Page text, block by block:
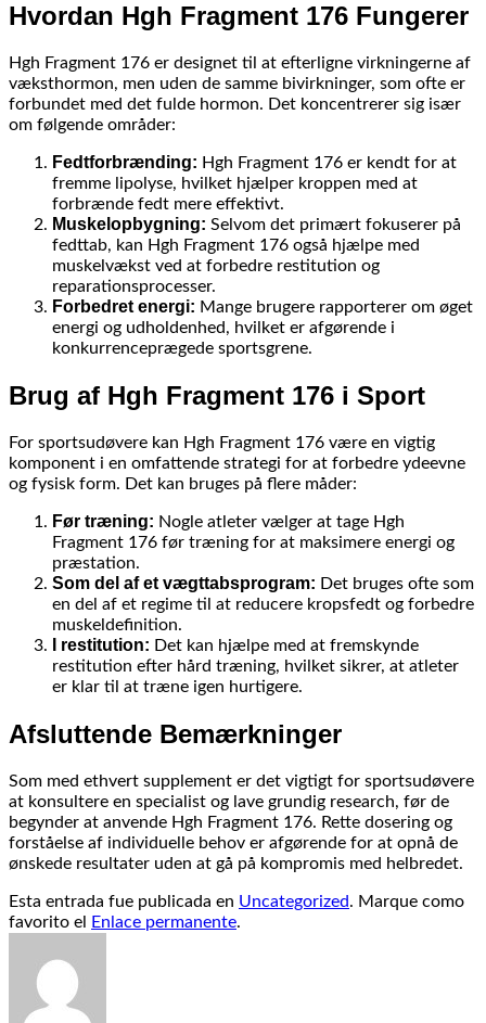
Hvordan Hgh Fragment 176 Fungerer
Hgh Fragment 176 er designet til at efterligne virkningerne af
væksthormon, men uden de samme bivirkninger, som ofte er
forbundet med det fulde hormon. Det koncentrerer sig især
om følgende områder:
Fedtforbrænding: Hgh Fragment 176 er kendt for at
fremme lipolyse, hvilket hjælper kroppen med at
forbrænde fedt mere effektivt.
Muskelopbygning: Selvom det primært fokuserer på
fedttab, kan Hgh Fragment 176 også hjælpe med
muskelvækst ved at forbedre restitution og
reparationsprocesser.
Forbedret energi: Mange brugere rapporterer om øget
energi og udholdenhed, hvilket er afgørende i
konkurrenceprægede sportsgrene.
Brug af Hgh Fragment 176 i Sport
For sportsudøvere kan Hgh Fragment 176 være en vigtig
komponent i en omfattende strategi for at forbedre ydeevne
og fysisk form. Det kan bruges på flere måder:
Før træning: Nogle atleter vælger at tage Hgh
Fragment 176 før træning for at maksimere energi og
præstation.
Som del af et vægttabsprogram: Det bruges ofte som
en del af et regime til at reducere kropsfedt og forbedre
muskeldefinition.
I restitution: Det kan hjælpe med at fremskynde
restitution efter hård træning, hvilket sikrer, at atleter
er klar til at træne igen hurtigere.
Afsluttende Bemærkninger
Som med ethvert supplement er det vigtigt for sportsudøvere
at konsultere en specialist og lave grundig research, før de
begynder at anvende Hgh Fragment 176. Rette dosering og
forståelse af individuelle behov er afgørende for at opnå de
ønskede resultater uden at gå på kompromis med helbredet.
Esta entrada fue publicada en Uncategorized. Marque como
favorito el
Enlace permanente.